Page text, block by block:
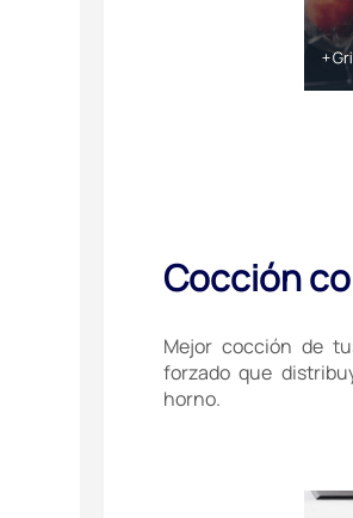
Cocción
Mejor cocción de
forzado que
horno.